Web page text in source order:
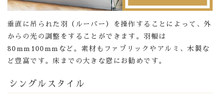
垂直に吊られた羽（ルーバー）を操作することによって、外
からの光の調整をすることができます。羽幅は
80mm100mmなど。素材もファブリックやアルミ、木製な
ど豊富です。床までの大きな窓にお勧めです。
シングルスタイル